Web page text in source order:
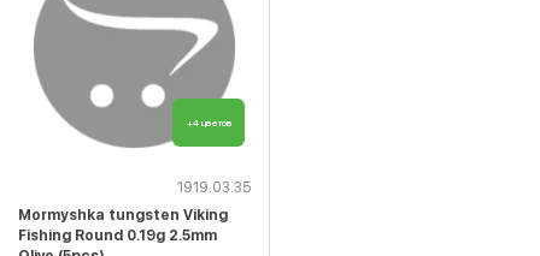
+4 цветов
1919.03.35
Mormyshka tungsten Viking
Fishing Round 0.19g 2.5mm